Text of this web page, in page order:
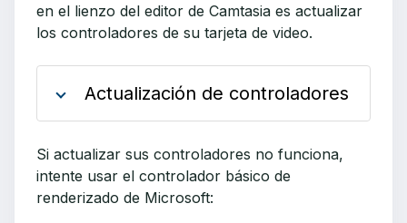
en el lienzo del editor de Camtasia es actualizar
los controladores de su tarjeta de video.
Actualización de controladores
Si actualizar sus controladores no funciona,
intente usar el controlador básico de
renderizado de Microsoft: